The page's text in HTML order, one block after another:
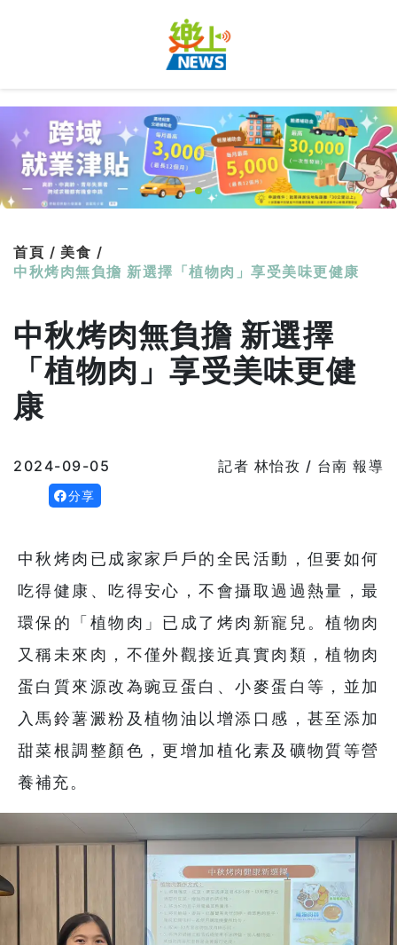
首頁 / 美食 /
中秋烤肉無負擔 新選擇「植物肉」享受美味更健康
中秋烤肉無負擔 新選擇
「植物肉」享受美味更健
康
2024-09-05 記者 林怡孜 / 台南 報導
分享
中秋烤肉已成家家戶戶的全民活動，但要如何
吃得健康、吃得安心，不會攝取過過熱量，最
環保的「植物肉」已成了烤肉新寵兒。植物肉
又稱未來肉，不僅外觀接近真實肉類，植物肉
蛋白質來源改為豌豆蛋白、小麥蛋白等，並加
入馬鈴薯澱粉及植物油以增添口感，甚至添加
甜菜根調整顏色，更增加植化素及礦物質等營
養補充。